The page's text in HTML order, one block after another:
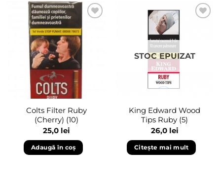
Adaugă
în
wishlist
Colts Filter Ruby
(Cherry) (10)
25,0 lei
Adaugă în coș
STOC EPUIZAT
King Edward Wood
Tips Ruby (5)
26,0 lei
Citește mai mult